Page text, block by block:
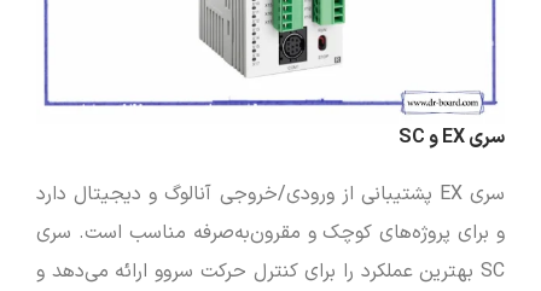
سری EX و SC
سری EX پشتیبانی از ورودی/خروجی آنالوگ و دیجیتال دارد
و برای پروژه‌های کوچک و مقرون‌به‌صرفه مناسب است. سری
SC بهترین عملکرد را برای کنترل حرکت سروو ارائه می‌دهد و